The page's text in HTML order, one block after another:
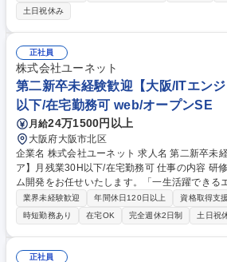
経験や適性に合わせて、以下いずれかの業務をお任
ィス・住宅の運営業務 ■工事管理業務 ■施設運
■災害対策・危機管理業務 ■商業施設運営業務
関連業務 ■販売促進業務 ■広報・PR業務 ■カス
総務・経理・人事業務1 ■DXの推進担当 ※配属
※将来的なジョブローテーションの可能性があります。 募集職
Nポジション/総合職採用】第二新卒歓迎/東京ミ
土日祝休み
正社員
株式会社ユーネット
第二新卒未経験歓迎【大阪/ITエン
以下/在宅勤務可 web/オープンSE
月給24万1500円以上
大阪府大阪市北区
企業名 株式会社ユーネット 求人名 第二新卒未経験歓迎【大阪/ITエンジニ
ア】月残業30H以下/在宅勤務可 仕事の内容 研修・OJTを経た後、システ
ム開発をお任せいたします。「一生活躍できる
独自の教育・評価制度で技術力×ヒューマンス
用意。経験浅くてもしっかり育成します。 【教育体制】3～5名のチーム
でプロジェクトを組むことが多い環境ですので
業務を行うことができます。わからないことは
スキル習得研修も豊富にございますので、経験
業界未経験歓迎 年間休日120日以上 資格取得支
時短勤務あり
在宅OK 完全週休2日制 土日祝
正社員